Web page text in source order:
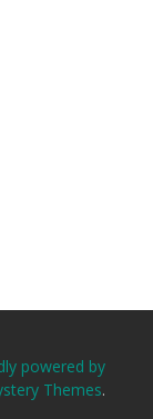
powered by
Themes.